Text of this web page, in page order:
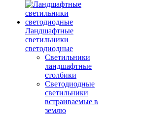
Ландшафтные
светильники
светодиодные
Светильники
ландшафтные
столбики
Светодиодные
светильники
встраиваемые в
землю